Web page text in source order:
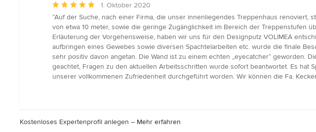
Durchschnittliche
Bewertung:
5
von
5
Sternen
1. Oktober 2020
“Auf der Suche, nach einer Firma, die unser innenliegendes Treppenhaus
von etwa 10 meter, sowie die geringe Zugänglichkeit im Bereich der Treppenstufen
Erläuterung der Vorgehensweise, haben wir uns für den Designputz VOLIMEA
aufbringen eines Gewebes sowie diversen Spachtelarbeiten etc. wurde die finale
sehr positiv davon angetan. Die Wand ist zu einem echten „eyecatcher“ geworden.
geachtet, Fragen zu den aktuellen Arbeitsschritten wurde sofort beantwortet. Es hat
unserer vollkommenen Zufriedenheit durchgeführt worden. Wir können die Fa.
Kostenloses Expertenprofil anlegen – Mehr erfahren